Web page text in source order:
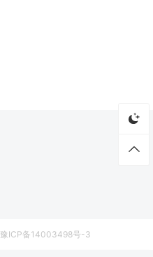
豫ICP备14003498号-3